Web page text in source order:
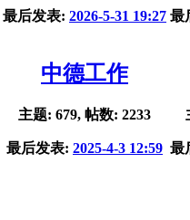
最后发表: 2026-5-31 19:27 最
中德工作
主题: 679, 帖数: 2233
最后发表: 2025-4-3 12:59 最